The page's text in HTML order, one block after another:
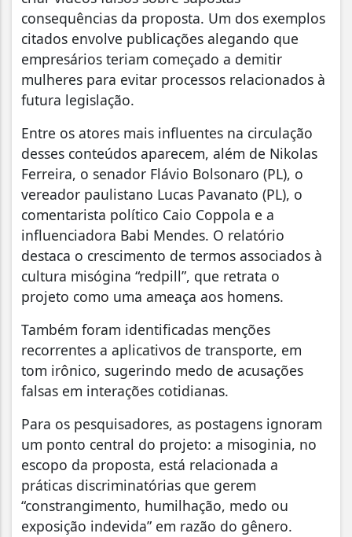
consequências da proposta. Um dos exemplos
citados envolve publicações alegando que
empresários teriam começado a demitir
mulheres para evitar processos relacionados à
futura legislação.
Entre os atores mais influentes na circulação
desses conteúdos aparecem, além de Nikolas
Ferreira, o senador Flávio Bolsonaro (PL), o
vereador paulistano Lucas Pavanato (PL), o
comentarista político Caio Coppola e a
influenciadora Babi Mendes. O relatório
destaca o crescimento de termos associados à
cultura misógina “redpill”, que retrata o
projeto como uma ameaça aos homens.
Também foram identificadas menções
recorrentes a aplicativos de transporte, em
tom irônico, sugerindo medo de acusações
falsas em interações cotidianas.
Para os pesquisadores, as postagens ignoram
um ponto central do projeto: a misoginia, no
escopo da proposta, está relacionada a
práticas discriminatórias que gerem
“constrangimento, humilhação, medo ou
exposição indevida” em razão do gênero.